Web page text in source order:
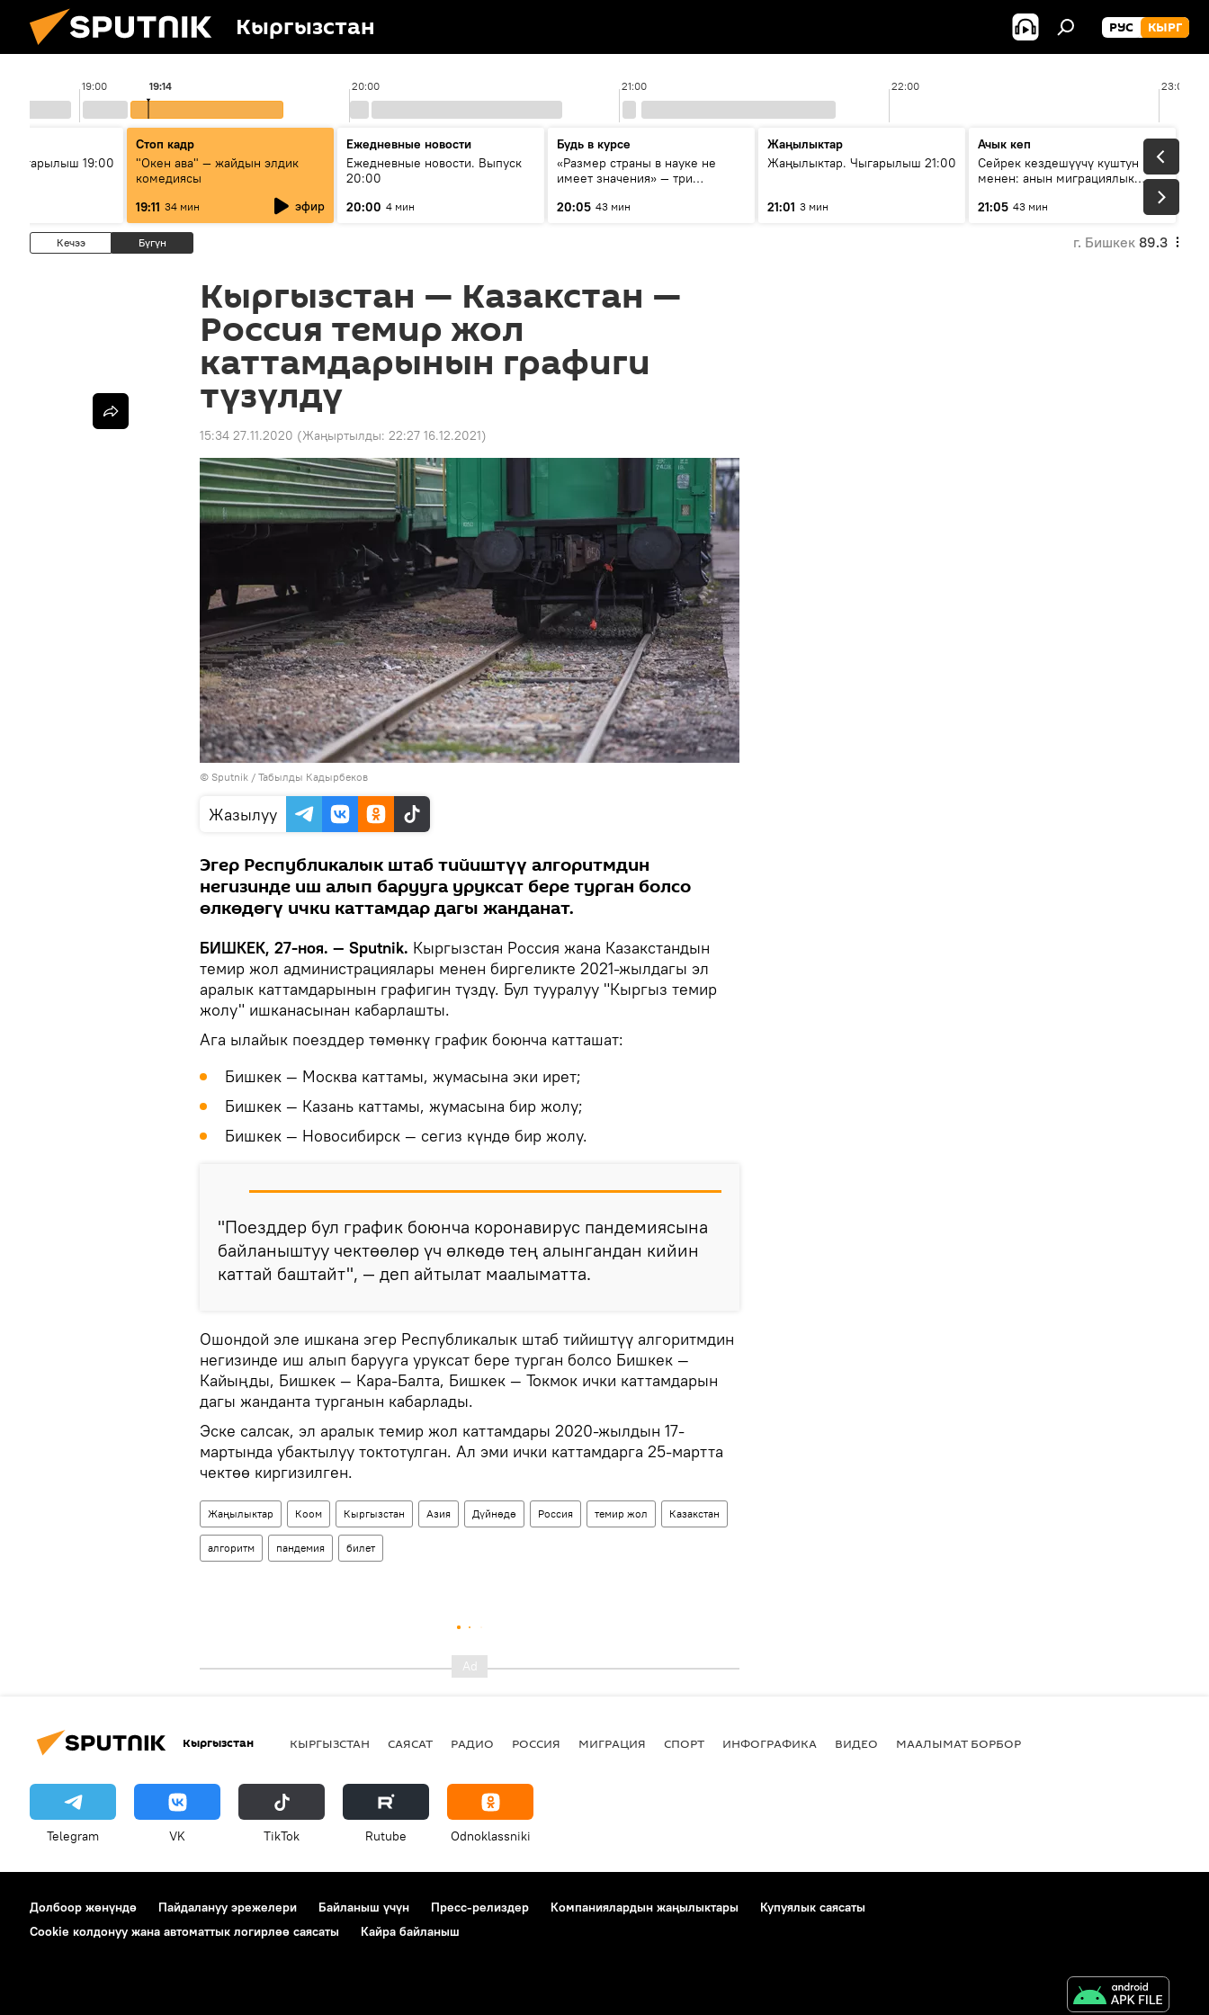
Кыргызстан РУС КЫРГ
19:00 20:00 21:00 22:00 23:00
19:14
Чыгарылыш 19:00
Стоп кадр
"Окен ава" — жайдын элдик
комедиясы
19:11 34 мин эфир
Ежедневные новости
Ежедневные новости. Выпуск
20:00
20:00 4 мин
Будь в курсе
«Размер страны в науке не
имеет значения» — три
России и Кыргызстана в
20:05 43 мин
Жаңылыктар
Жаңылыктар. Чыгарылыш 21:00
21:01 3 мин
Ачык кеп
Сейрек кездешүүчү куштун изи
менен: анын миграциялык
21:05 43 мин
Кечээ Бүгүн г. Бишкек 89.3
Кыргызстан — Казакстан —
Россия темир жол
каттамдарынын графиги
түзүлдү
15:34 27.11.2020 (Жаңыртылды: 22:27 16.12.2021)
© Sputnik / Табылды Кадырбеков
Жазылуу
Эгер Республикалык штаб тийиштүү алгоритмдин
негизинде иш алып барууга уруксат бере турган болсо
өлкөдөгү ички каттамдар дагы жанданат.
БИШКЕК, 27-ноя. — Sputnik. Кыргызстан Россия жана Казакстандын
темир жол администрациялары менен биргеликте 2021-жылдагы эл
аралык каттамдарынын графигин түздү. Бул тууралуу "Кыргыз темир
жолу" ишканасынан кабарлашты.
Ага ылайык поезддер төмөнкү график боюнча катташат:
Бишкек — Москва каттамы, жумасына эки ирет;
Бишкек — Казань каттамы, жумасына бир жолу;
Бишкек — Новосибирск — сегиз күндө бир жолу.
"Поезддер бул график боюнча коронавирус пандемиясына
байланыштуу чектөөлөр үч өлкөдө тең алынгандан кийин
каттай баштайт", — деп айтылат маалыматта.
Ошондой эле ишкана эгер Республикалык штаб тийиштүү алгоритмдин
негизинде иш алып барууга уруксат бере турган болсо Бишкек —
Кайыңды, Бишкек — Кара-Балта, Бишкек — Токмок ички каттамдарын
дагы жанданта турганын кабарлады.
Эске салсак, эл аралык темир жол каттамдары 2020-жылдын 17-
мартында убактылуу токтотулган. Ал эми ички каттамдарга 25-мартта
чектөө киргизилген.
Жаңылыктар Коом Кыргызстан Азия Дүйнөдө Россия темир жол Казакстан
алгоритм пандемия билет
Кыргызстан КЫРГЫЗСТАН САЯСАТ РАДИО РОССИЯ МИГРАЦИЯ СПОРТ ИНФОГРАФИКА ВИДЕО МААЛЫМАТ БОРБОР
Telegram VK ТikТоk Rutube Odnoklassniki
Долбоор жөнүндө Пайдалануу эрежелери Байланыш үчүн Пресс-релиздер Компаниялардын жаңылыктары
Купуялык саясаты
Cookie колдонуу жана автоматтык логирлөө саясаты
Кайра байланыш